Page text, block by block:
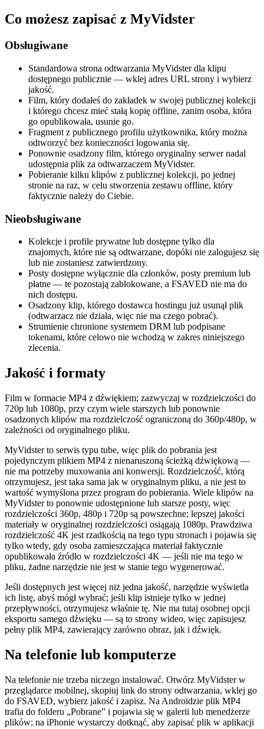
Co możesz zapisać z MyVidster
Obsługiwane
Standardowa strona odtwarzania MyVidster dla klipu
dostępnego publicznie — wklej adres URL strony i wybierz
jakość.
Film, który dodałeś do zakładek w swojej publicznej kolekcji
i którego chcesz mieć stałą kopię offline, zanim osoba, która
go opublikowała, usunie go.
Fragment z publicznego profilu użytkownika, który można
odtworzyć bez konieczności logowania się.
Ponownie osadzony film, którego oryginalny serwer nadal
udostępnia plik za odtwarzaczem MyVidster.
Pobieranie kilku klipów z publicznej kolekcji, po jednej
stronie na raz, w celu stworzenia zestawu offline, który
faktycznie należy do Ciebie.
Nieobsługiwane
Kolekcje i profile prywatne lub dostępne tylko dla
znajomych, które nie są odtwarzane, dopóki nie zalogujesz się
lub nie zostaniesz zatwierdzony.
Posty dostępne wyłącznie dla członków, posty premium lub
płatne — te pozostają zablokowane, a FSAVED nie ma do
nich dostępu.
Osadzony klip, którego dostawca hostingu już usunął plik
(odtwarzacz nie działa, więc nie ma czego pobrać).
Strumienie chronione systemem DRM lub podpisane
tokenami, które celowo nie wchodzą w zakres niniejszego
zlecenia.
Jakość i formaty
Film w formacie MP4 z dźwiękiem; zazwyczaj w rozdzielczości do
720p lub 1080p, przy czym wiele starszych lub ponownie
osadzonych klipów ma rozdzielczość ograniczoną do 360p/480p, w
zależności od oryginalnego pliku.
MyVidster to serwis typu tube, więc plik do pobrania jest
pojedynczym plikiem MP4 z nienaruszoną ścieżką dźwiękową —
nie ma potrzeby muxowania ani konwersji. Rozdzielczość, którą
otrzymujesz, jest taka sama jak w oryginalnym pliku, a nie jest to
wartość wymyślona przez program do pobierania. Wiele klipów na
MyVidster to ponownie udostępnione lub starsze posty, więc
rozdzielczości 360p, 480p i 720p są powszechne; lepszej jakości
materiały w oryginalnej rozdzielczości osiągają 1080p. Prawdziwa
rozdzielczość 4K jest rzadkością na tego typu stronach i pojawia się
tylko wtedy, gdy osoba zamieszczająca materiał faktycznie
opublikowała źródło w rozdzielczości 4K — jeśli nie ma tego w
pliku, żadne narzędzie nie jest w stanie tego wygenerować.
Jeśli dostępnych jest więcej niż jedna jakość, narzędzie wyświetla
ich listę, abyś mógł wybrać; jeśli klip istnieje tylko w jednej
przepływności, otrzymujesz właśnie tę. Nie ma tutaj osobnej opcji
eksportu samego dźwięku — są to strony wideo, więc zapisujesz
pełny plik MP4, zawierający zarówno obraz, jak i dźwięk.
Na telefonie lub komputerze
Na telefonie nie trzeba niczego instalować. Otwórz MyVidster w
przeglądarce mobilnej, skopiuj link do strony odtwarzania, wklej go
do FSAVED, wybierz jakość i zapisz. Na Androidzie plik MP4
trafia do folderu „Pobrane” i pojawia się w galerii lub menedżerze
plików; na iPhonie wystarczy dotknąć, aby zapisać plik w aplikacji